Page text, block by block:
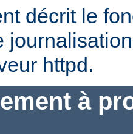
décrit le
httpd.
à